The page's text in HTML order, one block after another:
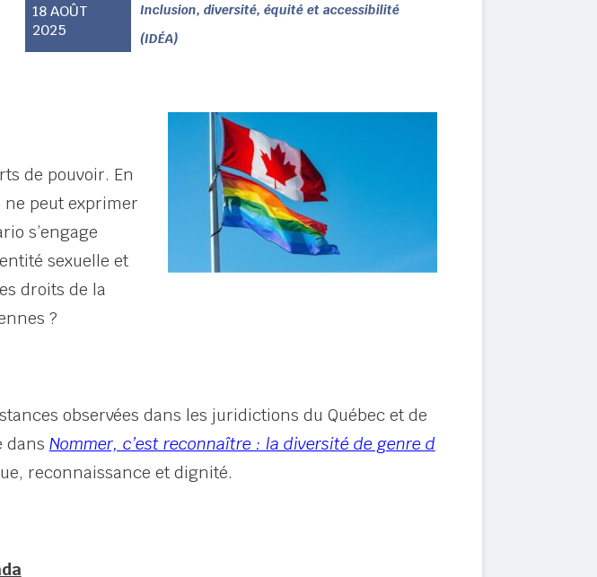
18 AOÛT
2025
Inclusion, diversité, équité et accessibilité
(IDÉA)
de pouvoir. En
ne peut exprimer
s’engage
sexuelle et
droits de la
?
observées dans les juridictions du Québec et de
dans Nommer, c’est reconnaître : la diversité de genre d
reconnaissance et dignité.